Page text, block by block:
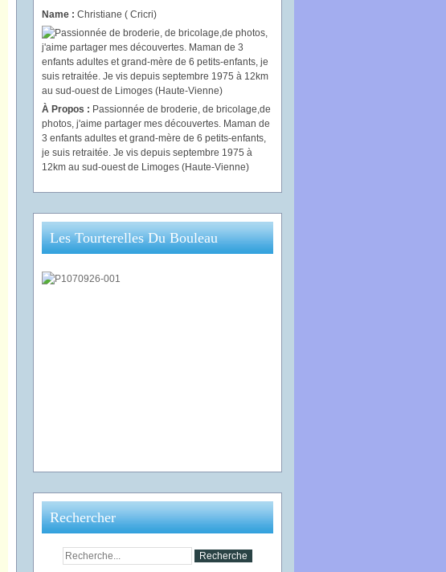
Name : Christiane ( Cricri)
À Propos : Passionnée de broderie, de bricolage,de
photos, j'aime partager mes découvertes. Maman de
3 enfants adultes et grand-mère de 6 petits-enfants,
je suis retraitée. Je vis depuis septembre 1975 à
12km au sud-ouest de Limoges (Haute-Vienne)
Les Tourterelles Du Bouleau
Rechercher